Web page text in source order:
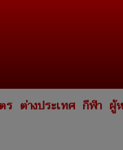
ร ต่างประเทศ กีฬา ผู้